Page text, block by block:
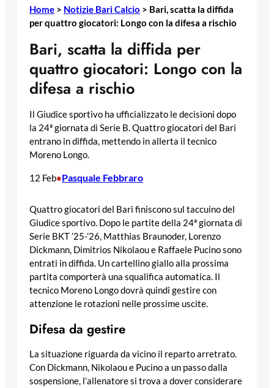
Home > Notizie Bari Calcio > Bari, scatta la diffida
per quattro giocatori: Longo con la difesa a rischio
Bari, scatta la diffida per
quattro giocatori: Longo con la
difesa a rischio
Il Giudice sportivo ha ufficializzato le decisioni dopo
la 24ª giornata di Serie B. Quattro giocatori del Bari
entrano in diffida, mettendo in allerta il tecnico
Moreno Longo.
12 Feb•Pasquale Febbraro
Quattro giocatori del Bari finiscono sul taccuino del
Giudice sportivo. Dopo le partite della 24ª giornata di
Serie BKT ’25-’26, Matthias Braunoder, Lorenzo
Dickmann, Dimitrios Nikolaou e Raffaele Pucino sono
entrati in diffida. Un cartellino giallo alla prossima
partita comporterà una squalifica automatica. Il
tecnico Moreno Longo dovrà quindi gestire con
attenzione le rotazioni nelle prossime uscite.
Difesa da gestire
La situazione riguarda da vicino il reparto arretrato.
Con Dickmann, Nikolaou e Pucino a un passo dalla
sospensione, l’allenatore si trova a dover considerare